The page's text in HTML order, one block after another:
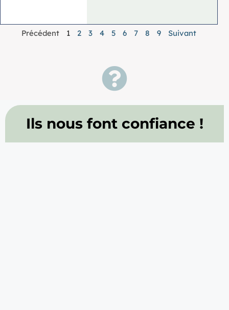
Précédent 1 2 3 4 5 6 7 8 9 Suivant
Ils nous font confiance !